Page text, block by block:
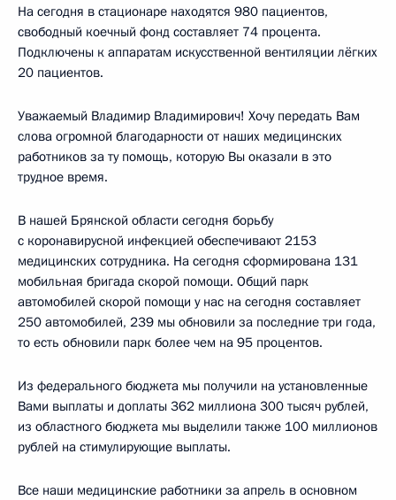
На сегодня в стационаре находятся 980 пациентов,
свободный коечный фонд составляет 74 процента.
Подключены к аппаратам искусственной вентиляции лёгких
20 пациентов.
Уважаемый Владимир Владимирович! Хочу передать Вам
слова огромной благодарности от наших медицинских
работников за ту помощь, которую Вы оказали в это
трудное время.
В нашей Брянской области сегодня борьбу
с коронавирусной инфекцией обеспечивают 2153
медицинских сотрудника. На сегодня сформирована 131
мобильная бригада скорой помощи. Общий парк
автомобилей скорой помощи у нас на сегодня составляет
250 автомобилей, 239 мы обновили за последние три года,
то есть обновили парк более чем на 95 процентов.
Из федерального бюджета мы получили на установленные
Вами выплаты и доплаты 362 миллиона 300 тысяч рублей,
из областного бюджета мы выделили также 100 миллионов
рублей на стимулирующие выплаты.
Все наши медицинские работники за апрель в основном